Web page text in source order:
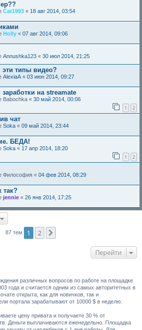
Cat1993 « 18 авг 2014, 03:54
Holly « 07 авг 2014, 09:06
Annushka123 « 30 июл 2014, 21:25
типы видео?
AlexiaA « 03 июн 2014, 09:27
на streamate
Babochka « 30 май 2014, 00:06
1 2
чат
Soka « 09 май 2014, 23:44
БЕДА!
Soka « 17 апр 2014, 18:20
1 2
Философия « 04 фев 2014, 08:29
так?
jennie « 26 янв 2014, 17:25
87 тем 1 2
Перейти
различных вопросов по работе на площадке
года и считается одним из самых авторитетных в
открыта, как для новичков, так и
портала зарабатывают от 10000 $ в неделю.
цену привата и получаете 30 % от
Деньги выплачиваются еженедельно. Площадка